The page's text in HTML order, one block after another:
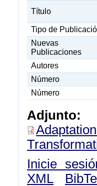
Título
Tipo de
Nuevas
Publicaciones
Autores
Número
Número
Adjunto:
Inicie
XML